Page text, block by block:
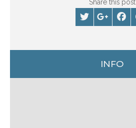
Share this post
INFO